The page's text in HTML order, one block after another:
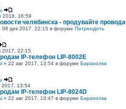
2018, 16:59
челябинска - продувайте провода
08 дек 2017, 22:15 в форуме Потрендеть
2017, 22:15
IP-телефон LIP-8002Е
» 22 авг 2017, 13:54 в форуме Барахолка
2017, 13:54
IP-телефон LIP-8024D
» 22 авг 2017, 13:47 в форуме Барахолка